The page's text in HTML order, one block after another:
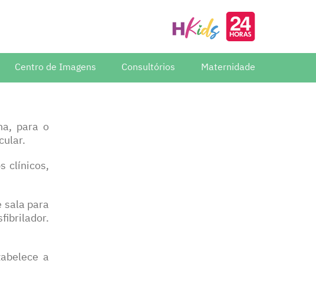
Centro de Imagens Consultórios Maternidade
para o
clínicos,
sala para
a